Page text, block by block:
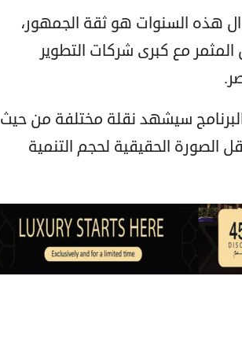
هذه السنوات هو ثقة الجمهور،
المثمر مع كبرى شركات التطوير
سيشهد نقلة مختلفة من حيث
الصورة الحقيقية لحجم التنمية